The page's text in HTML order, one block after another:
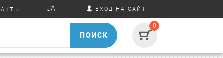
UA ВХОД НА САЙТ
ПОИСК
0